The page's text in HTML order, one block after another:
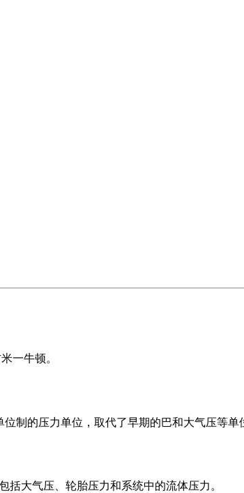
一牛顿。
制的压力单位，取代了早期的巴和大气压等单
大气压、轮胎压力和系统中的流体压力。